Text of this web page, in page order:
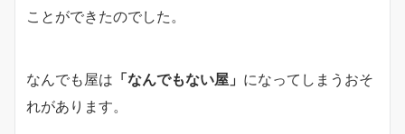
ことができたのでした。
なんでも屋は 「なんでもない屋」 になってしまうおそ
れがあります。